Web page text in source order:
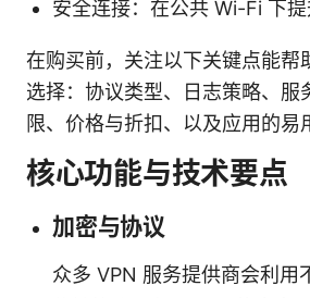
安全连接：在公共 Wi-Fi 下
在购买前，关注以下关键点能帮
选择：协议类型、日志策略、服
限、价格与折扣、以及应用的易
核心功能与技术要点
加密与协议
众多 VPN 服务提供商会利用